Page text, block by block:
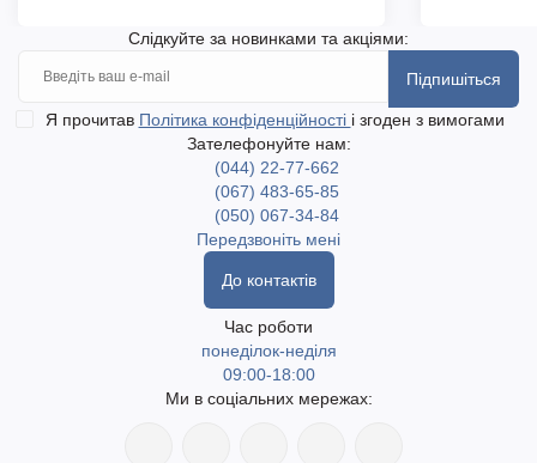
Слідкуйте за новинками та акціями:
Підпишіться
Я прочитав Політика конфіденційності і згоден з вимогами
Зателефонуйте нам:
(044) 22-77-662
(067) 483-65-85
(050) 067-34-84
Передзвоніть мені
До контактів
Час роботи
понеділок-неділя
09:00-18:00
Ми в соціальних мережах: